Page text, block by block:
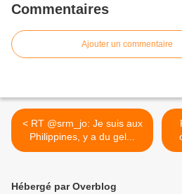
Commentaires
Ajouter un commentaire
< RT @srm_jo: Je suis aux
Philippines, y a du gel...
Hébergé par Overblog